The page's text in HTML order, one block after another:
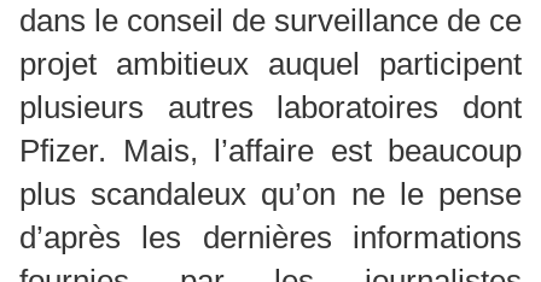
dans le conseil de surveillance de ce
projet ambitieux auquel participent
plusieurs autres laboratoires dont
Pfizer. Mais, l’affaire est beaucoup
plus scandaleux qu’on ne le pense
d’après les dernières informations